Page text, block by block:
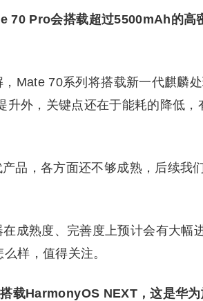
70 Pro会搭载超过5500mAh的高
，Mate 70系列将搭载新一代麒麟
升外，关键点还在于能耗的降低，
品，各方面还不够成熟，后续我
成熟度、完善度上预计会有大幅
样，值得关注。
载HarmonyOS NEXT，这是华